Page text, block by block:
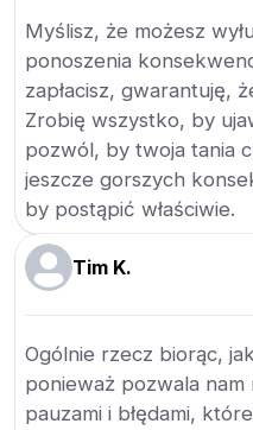
Myślisz, że możesz
ponoszenia
zapłacisz, gwarantuję,
Zrobię wszystko, by
pozwól, by twoja tania
jeszcze gorszych
by postąpić właściwie.
Tim K.
Ogólnie rzecz biorąc,
ponieważ pozwala nam
pauzami i błędami,